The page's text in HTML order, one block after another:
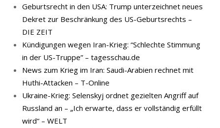
Geburtsrecht in den USA: Trump unterzeichnet neues
Dekret zur Beschränkung des US-Geburtsrechts –
DIE ZEIT
Kündigungen wegen Iran-Krieg: “Schlechte Stimmung
in der US-Truppe” – tagesschau.de
News zum Krieg im Iran: Saudi-Arabien rechnet mit
Huthi-Attacken – T-Online
Ukraine-Krieg: Selenskyj ordnet gezielten Angriff auf
Russland an – „Ich erwarte, dass er vollständig erfüllt
wird“ – WELT